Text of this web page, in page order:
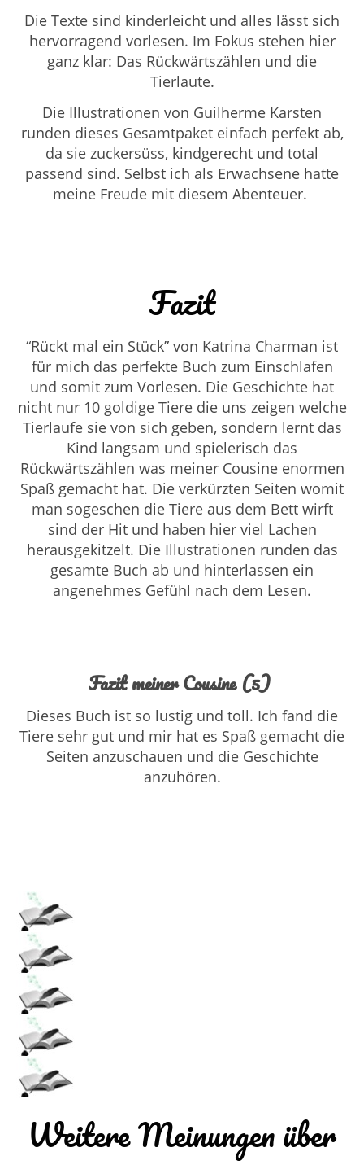
Die Texte sind kinderleicht und alles lässt sich
hervorragend vorlesen. Im Fokus stehen hier
ganz klar: Das Rückwärtszählen und die
Tierlaute.
Die Illustrationen von Guilherme Karsten
runden dieses Gesamtpaket einfach perfekt ab,
da sie zuckersüss, kindgerecht und total
passend sind. Selbst ich als Erwachsene hatte
meine Freude mit diesem Abenteuer.
Fazit
“Rückt mal ein Stück” von Katrina Charman ist
für mich das perfekte Buch zum Einschlafen
und somit zum Vorlesen. Die Geschichte hat
nicht nur 10 goldige Tiere die uns zeigen welche
Tierlaufe sie von sich geben, sondern lernt das
Kind langsam und spielerisch das
Rückwärtszählen was meiner Cousine enormen
Spaß gemacht hat. Die verkürzten Seiten womit
man sogeschen die Tiere aus dem Bett wirft
sind der Hit und haben hier viel Lachen
herausgekitzelt. Die Illustrationen runden das
gesamte Buch ab und hinterlassen ein
angenehmes Gefühl nach dem Lesen.
Fazit meiner Cousine (5)
Dieses Buch ist so lustig und toll. Ich fand die
Tiere sehr gut und mir hat es Spaß gemacht die
Seiten anzuschauen und die Geschichte
anzuhören.
Weitere Meinungen über